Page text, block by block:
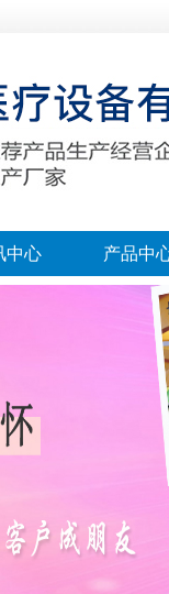
中心 产品中